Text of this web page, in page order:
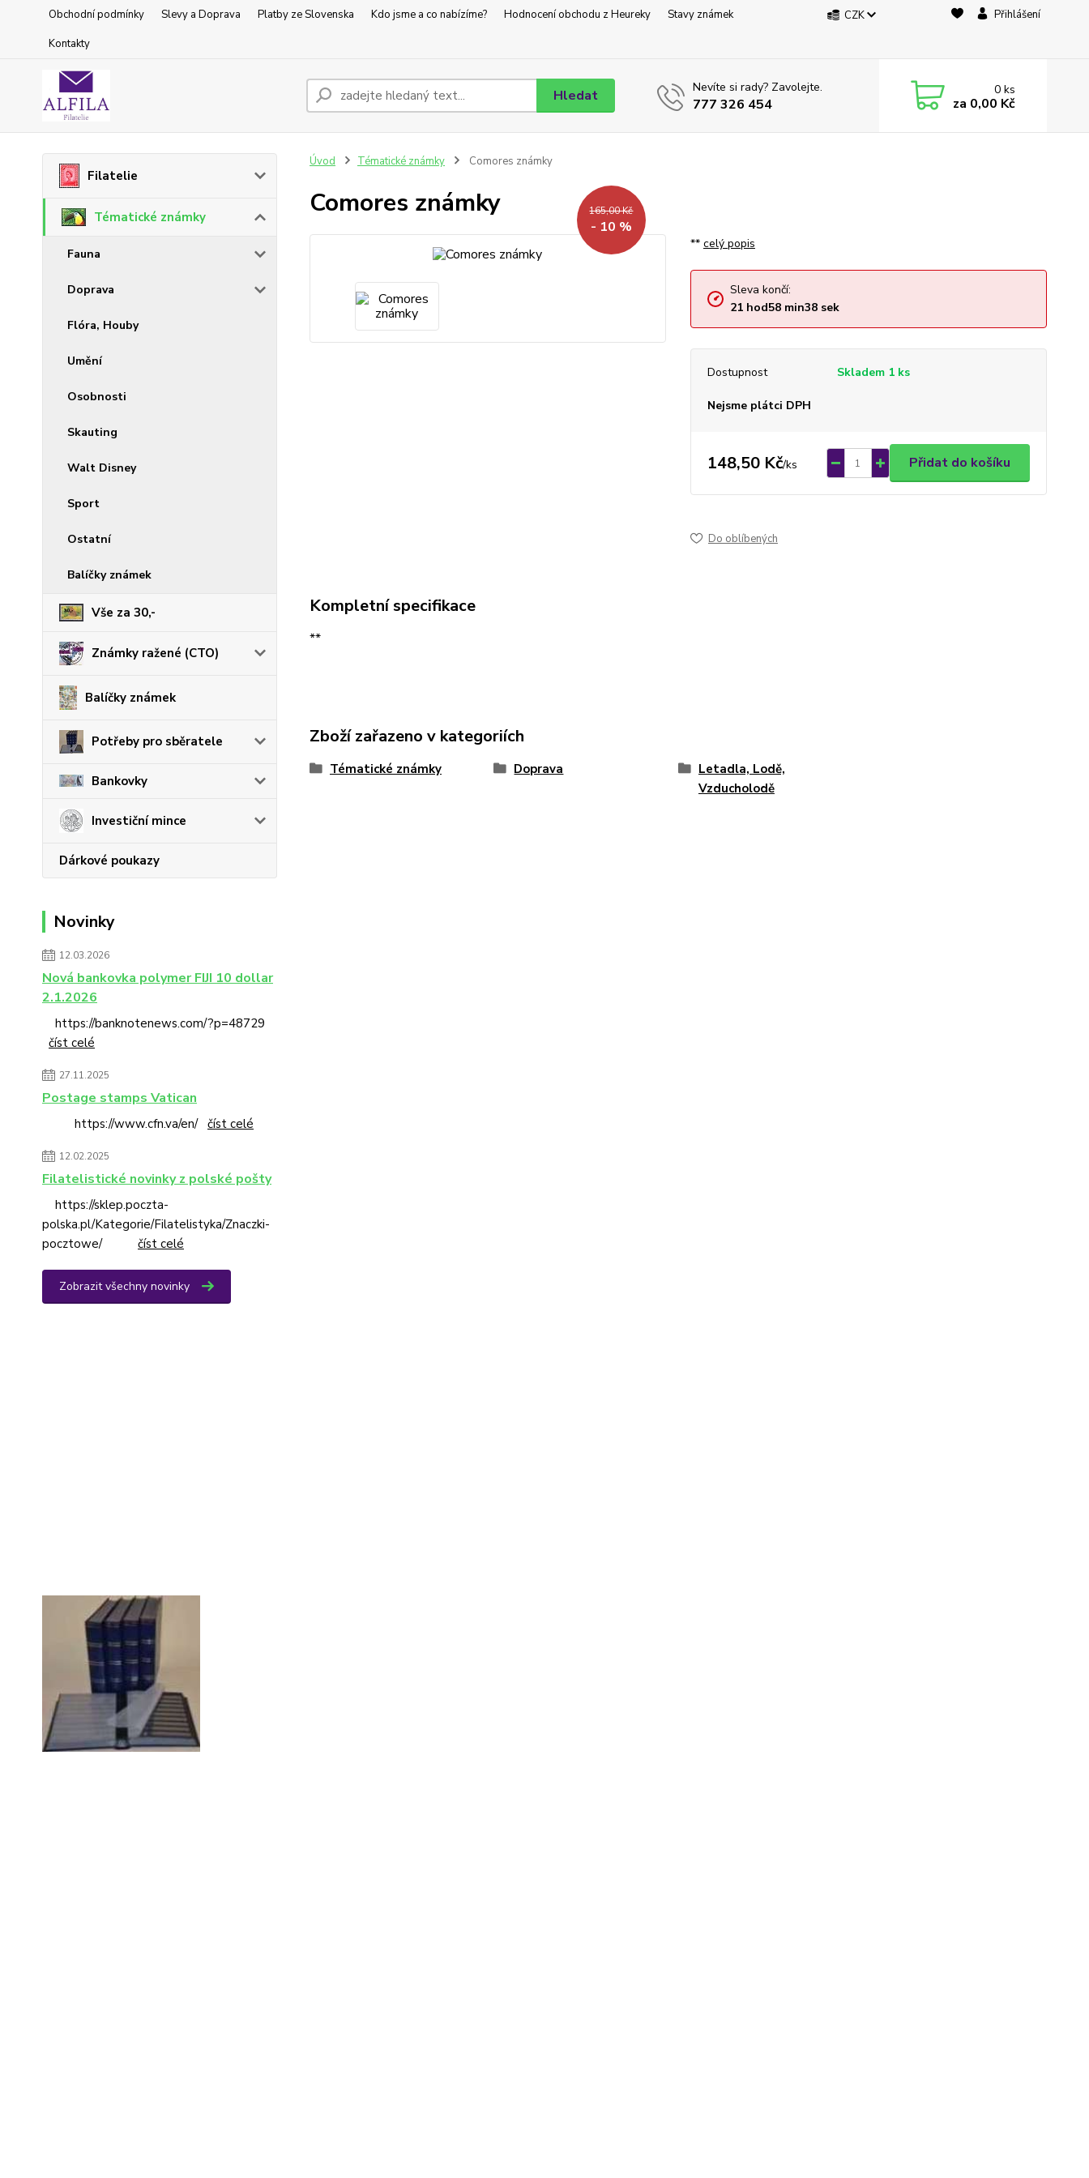
Obchodní podmínky Slevy a Doprava Platby ze Slovenska Kdo jsme a co nabízíme? Hodnocení obchodu z Heureky
Stavy známek
Kontakty
CZK Přihlášení
Hledat Nevíte si rady? Zavolejte.
777 326 454
0ks
za 0,00 Kč
Filatelie
Tématické známky
Fauna
Doprava
Flóra, Houby
Umění
Osobnosti
Skauting
Walt Disney
Sport
Ostatní
Balíčky známek
Vše za 30,-
Známky ražené (CTO)
Balíčky známek
Potřeby pro sběratele
Bankovky
Investiční mince
Dárkové poukazy
Novinky
12.03.2026
Nová bankovka polymer FIJI 10 dollar
2.1.2026
https://banknotenews.com/?p=48729
číst celé
27.11.2025
Postage stamps Vatican
https://www.cfn.va/en/ číst celé
12.02.2025
Filatelistické novinky z polské pošty
https://sklep.poczta-
polska.pl/Kategorie/Filatelistyka/Znaczki-
pocztowe/ číst celé
Zobrazit všechny novinky
Úvod Tématické známky Comores známky
Comores známky 165,00 Kč
- 10 %
** celý popis
Sleva končí:
21hod58min37sek
Dostupnost Skladem 1 ks
Nejsme plátci DPH
148,50 Kč/ks Přidat do košíku
Do oblíbených
Kompletní specifikace
**
Zboží zařazeno v kategoriích
Tématické známky Doprava
Letadla, Lodě,
Vzducholodě